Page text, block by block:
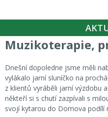
Muzikoterapie,
Dnešní dopoledne jsme měli
vylákalo jarní sluníčko na
z klientů vyráběli jarní výzdobu
někteří si s chutí zazpívali s
svojí kytarou do Domova podílí